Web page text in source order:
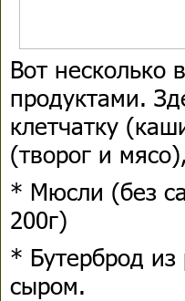
Вот несколько
продуктами.
клетчатку
(творог и
* Мюсли (без
200г)
* Бутерброд из
сыром.